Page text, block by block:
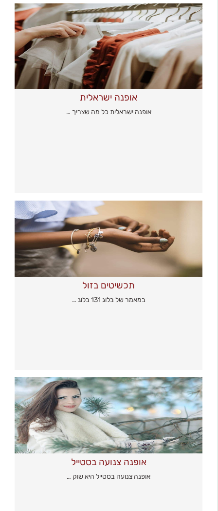
אופנה ישראלית
אופנה ישראלית כל מה שצריך …
תכשיטים בזול
במאמר של בלוג 131 בלוג …
אופנה צנועה בסטייל
אופנה צנועה בסטייל היא שוק …